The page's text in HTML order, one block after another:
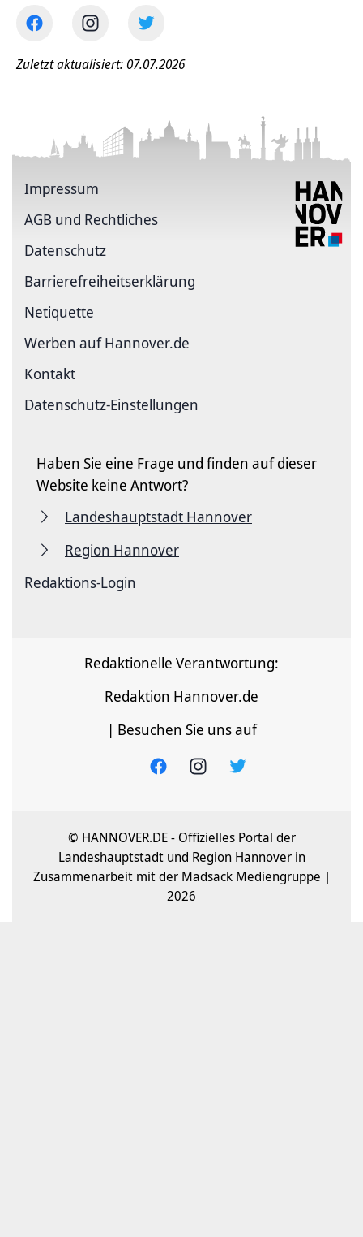
Zuletzt aktualisiert: 07.07.2026
Impressum
AGB und Rechtliches
Datenschutz
Barriere­freiheits­erklärung
Netiquette
Werben auf Hannover.de
Kontakt
Datenschutz-Einstellungen
Haben Sie eine Frage und finden auf dieser
Website keine Antwort?
Landeshauptstadt Hannover
Region Hannover
Redaktions-Login
Redaktionelle Verantwortung:
Redaktion Hannover.de
| Besuchen Sie uns auf
© HANNOVER.DE - Offizielles Portal der
Landeshauptstadt und Region Hannover in
Zusammenarbeit mit der Madsack Mediengruppe |
2026